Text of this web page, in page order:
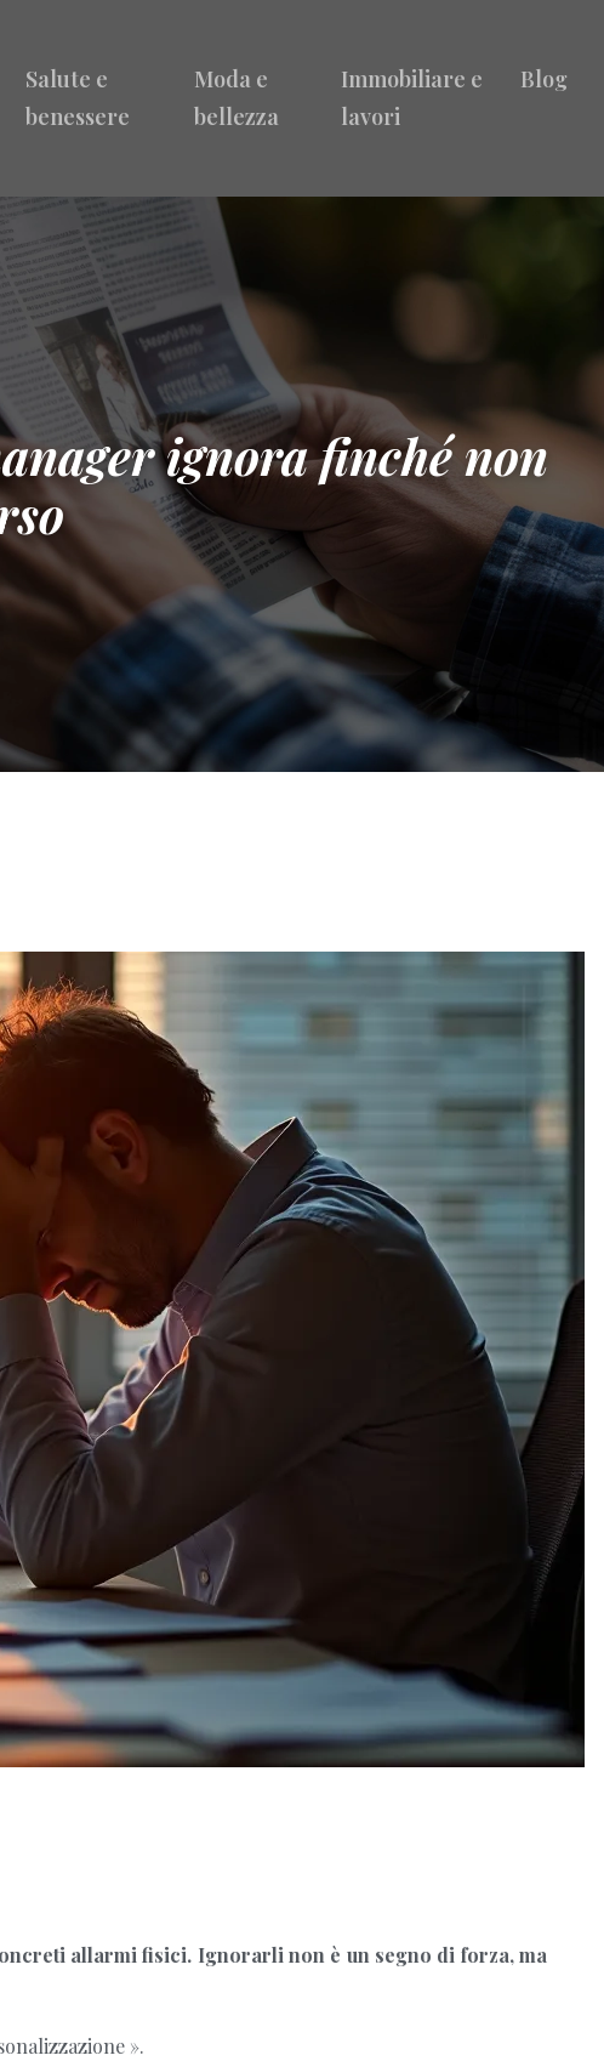
Salute e
benessere
Moda e
bellezza
Immobiliare e
lavori
Blog
ignora finché non
allarmi fisici. Ignorarli non è un segno di forza, ma
».